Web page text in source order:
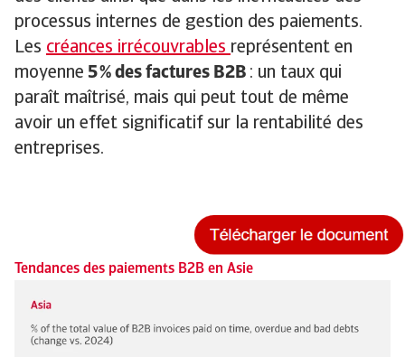
processus internes de gestion des paiements.
Les créances irrécouvrables représentent en
moyenne 5 % des factures B2B : un taux qui
paraît maîtrisé, mais qui peut tout de même
avoir un effet significatif sur la rentabilité des
entreprises.
Tendances des paiements B2B en Asie